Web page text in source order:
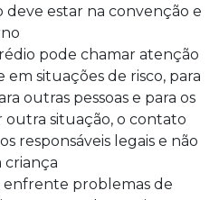
estar na convenção e
pode chamar atenção
em situações de risco, para
outras pessoas e para os
outra situação, o contato
responsáveis legais e não
criança
enfrente problemas de